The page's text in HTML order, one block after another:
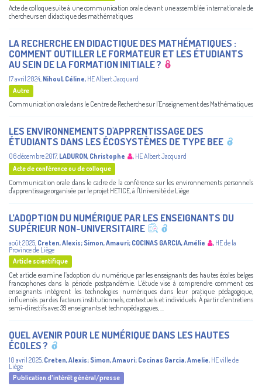
Acte de colloque suite à une communication orale devant une assemblée internationale de
chercheurs en didactique des mathématiques
LA RECHERCHE EN DIDACTIQUE DES MATHÉMATIQUES :
COMMENT OUTILLER LE FORMATEUR ET LES ÉTUDIANTS
AU SEIN DE LA FORMATION INITIALE ?
17 avril 2024, Nihoul, Céline, HE Albert Jacquard
Autre
Communication orale dans le Centre de Recherche sur l'Enseignement des Mathématiques
LES ENVIRONNEMENTS D'APPRENTISSAGE DES
ÉTUDIANTS DANS LES ÉCOSYSTÈMES DE TYPE BEE
06 décembre 2017, LADURON, Christophe , HE Albert Jacquard
Acte de conférence ou de colloque
Communication orale dans le cadre de la conférence sur les environnements personnels
d'apprentissage organisée par le projet HETICE, à l'Université de Liège
L’ADOPTION DU NUMÉRIQUE PAR LES ENSEIGNANTS DU
SUPÉRIEUR NON-UNIVERSITAIRE
août 2025 Creten, Alexis; Simon, Amauri; COCINAS GARCIA, Amélie , HE de la
Province de Liège
Article scientifique
Cet article examine l’adoption du numérique par les enseignants des hautes écoles belges
francophones dans la période postpandémie. L’étude vise à comprendre comment ces
enseignants intègrent les technologies numériques dans leur pratique pédagogique,
influencés par des facteurs institutionnels, contextuels et individuels. À partir d’entretiens
semi-directifs avec 39 enseignants et technopédagogues, ...
QUEL AVENIR POUR LE NUMÉRIQUE DANS LES HAUTES
ÉCOLES ?
10 avril 2025 Creten, Alexis; Simon, Amauri; Cocinas Garcia, Amelie, HE ville de
Liège
Publication d'intérêt général/presse